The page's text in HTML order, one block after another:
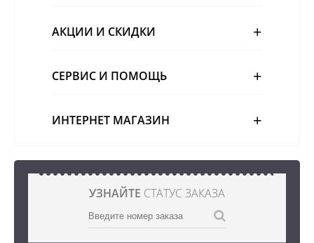
АКЦИИ И СКИДКИ
СЕРВИС И ПОМОЩЬ
ИНТЕРНЕТ МАГАЗИН
УЗНАЙТЕ СТАТУС ЗАКАЗА